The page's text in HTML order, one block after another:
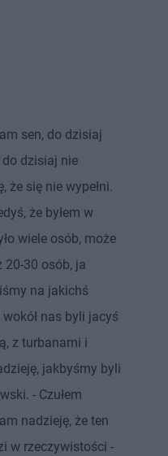
sen, do dzisiaj
dzisiaj nie
że się nie wypełni.
że byłem w
wiele osób, może
20-30 osób, ja
na jakichś
nas byli jacyś
z turbanami i
jakbyśmy byli
- Czułem
nadzieję, że ten
w rzeczywistości -